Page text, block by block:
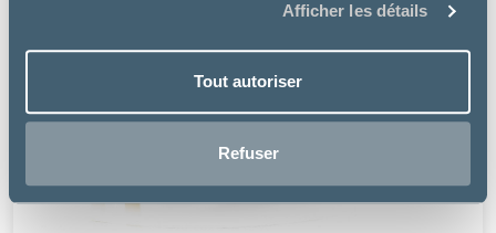
Afficher les détails
Tout autoriser
Refuser